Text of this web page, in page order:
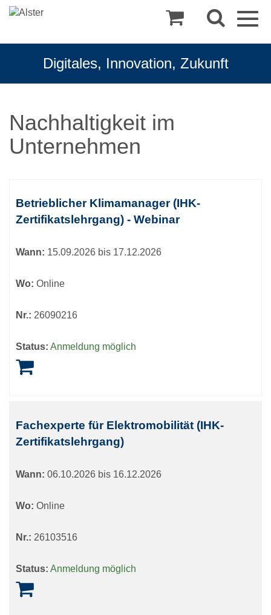
Digitales, Innovation, Zukunft
Nachhaltigkeit im
Unternehmen
Tabellenüberschriften
sortiert
Betrieblicher Klimamanager (IHK-
Zertifikatslehrgang) - Webinar
Wann: 15.09.2026 bis 17.12.2026
Wo: Online
Nr.: 26090216
Status: Anmeldung möglich
Fachexperte für Elektromobilität (IHK-
Zertifikatslehrgang)
Wann: 06.10.2026 bis 16.12.2026
Wo: Online
Nr.: 26103516
Status: Anmeldung möglich